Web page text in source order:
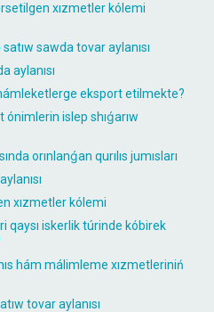
xızmetler kólemi
sawda tovar aylanısı
aylanısı
eksport etilmekte?
islep shıǵarıw
orınlanǵan qurılıs jumısları
xızmetler kólemi
qaysı iskerlik túrinde kóbirek
hám málimleme xızmetleriniń
tovar aylanısı